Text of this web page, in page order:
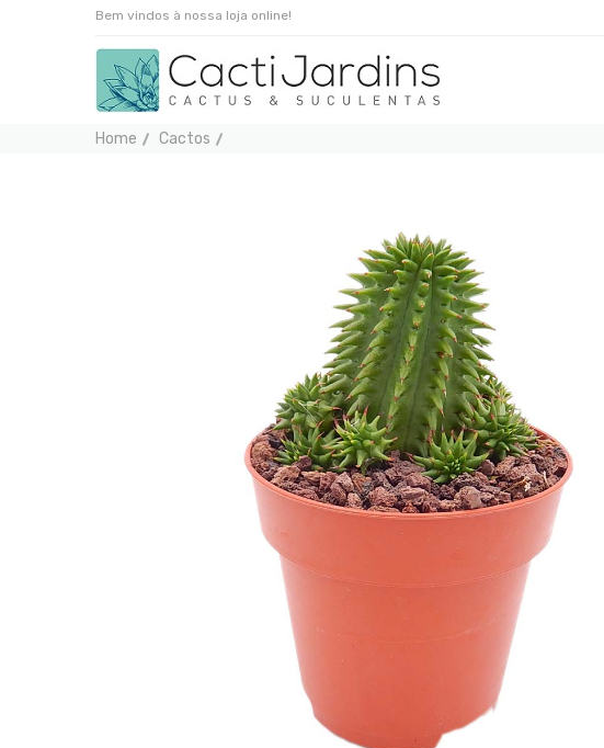
Bem vindos à nossa loja online!
Home Cactos